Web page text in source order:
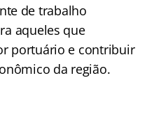
de trabalho
aqueles que
portuário e contribuir
da região.